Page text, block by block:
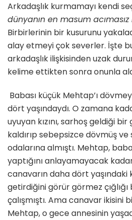
Arkadaşlık kurmamayı kendi
dünyanın en masum
Birbirlerinin bir kusurunu
alay etmeyi çok severler. İşte
arkadaşlık ilişkisinden uzak
kelime ettikten sonra onunla
Babası küçük Mehtap’ı
dört yaşındaydı. O zamana
uyuyan kızını, sarhoş geldiği
kaldırıp sebepsizce dövmüş ve
odalarına almıştı. Mehtap,
yaptığını anlayamayacak
canavarın daha dört yaşındaki
getirdiğini görür görmez
çalışmıştı. Ama canavar ikisini
Mehtap, o gece annesinin